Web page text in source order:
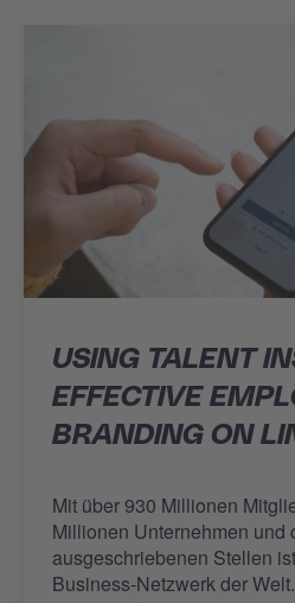
USING TALENT
EFFECTIVE
BRANDING ON
Mit über 930 Millionen
Millionen Unternehmen und
ausgeschriebenen Stellen
Business-Netzwerk der